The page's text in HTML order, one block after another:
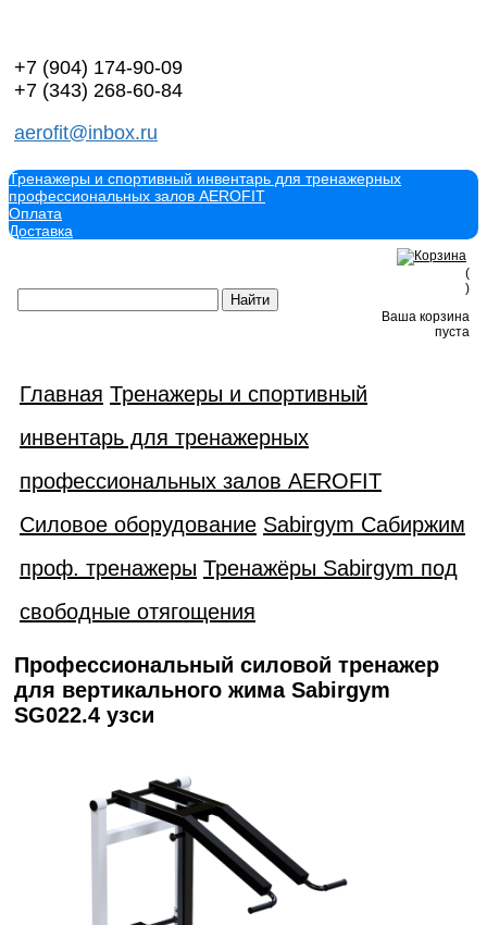
+7 (904) 174-90-09
+7 (343) 268-60-84
aerofit@inbox.ru
Тренажеры и спортивный инвентарь для тренажерных
профессиональных залов AEROFIT
Оплата
Доставка
(
)
Ваша корзина
пуста
Главная Тренажеры и спортивный
инвентарь для тренажерных
профессиональных залов AEROFIT
Силовое оборудование Sabirgym Сабиржим
проф. тренажеры Тренажёры Sabirgym под
свободные отягощения
Профессиональный силовой тренажер
для вертикального жима Sabirgym
SG022.4 узси